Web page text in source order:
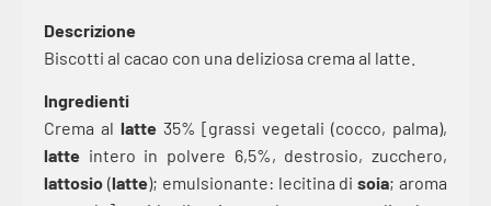
Descrizione
Biscotti al cacao con una deliziosa crema al latte.
Ingredienti
Crema al latte 35% [grassi vegetali (cocco, palma),
latte intero in polvere 6,5%, destrosio, zucchero,
lattosio (latte); emulsionante: lecitina disoia; aroma